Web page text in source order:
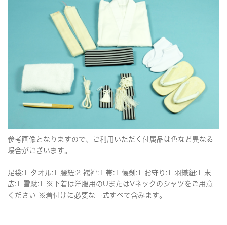
参考画像となりますので、ご利用いただく付属品は色など異なる
場合がございます。
足袋:1 タオル:1 腰紐:2 襦袢:1 帯:1 懐剣:1 お守り:1 羽織紐:1 末
広:1 雪駄:1 ※下着は洋服用のUまたはVネックのシャツをご用意
ください ※着付けに必要な一式すべて含みます。